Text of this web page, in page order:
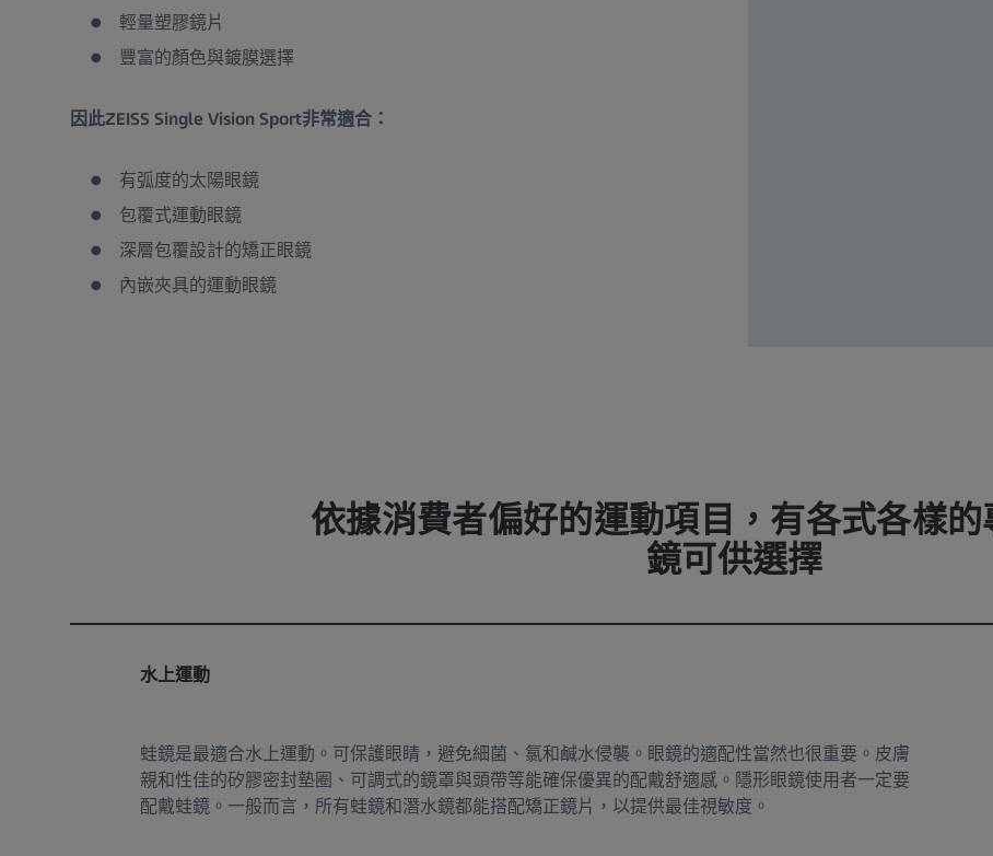
輕量塑膠鏡片
豐富的顏色與鍍膜選擇
因此ZEISS Single Vision Sport非常適合：
有弧度的太陽眼鏡
包覆式運動眼鏡
深層包覆設計的矯正眼鏡
內嵌夾具的運動眼鏡
依據消費者偏好的運動項目，有各式各樣
鏡可供選擇
水上運動
蛙鏡是最適合水上運動。可保護眼睛，避免細菌、氯和鹹水侵襲。眼鏡的適配性當然也很重要。皮膚
親和性佳的矽膠密封墊圈、可調式的鏡罩與頭帶等能確保優異的配戴舒適感。隱形眼鏡使用者一定要
配戴蛙鏡。一般而言，所有蛙鏡和潛水鏡都能搭配矯正鏡片，以提供最佳視敏度。